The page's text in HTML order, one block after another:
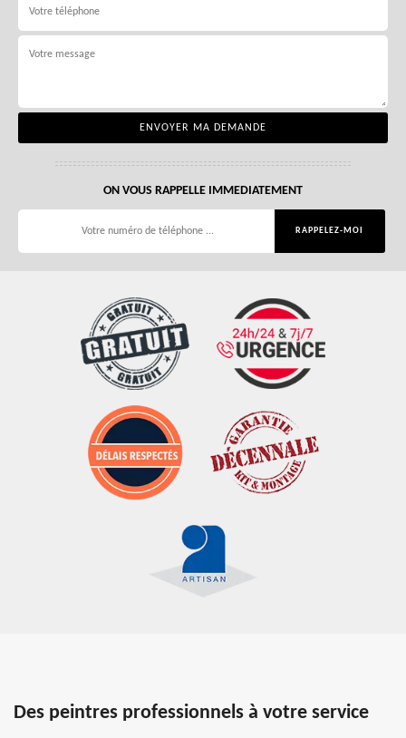
ON VOUS RAPPELLE IMMEDIATEMENT
Des peintres professionnels à votre service